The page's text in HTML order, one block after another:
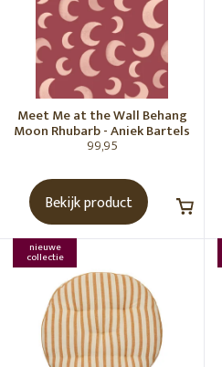
Meet Me at the Wall Behang
Moon Rhubarb - Aniek Bartels
99,95
Bekijk product
nieuwe
collectie